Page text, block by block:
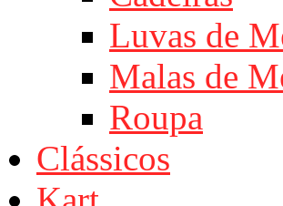
Luvas de
Malas de
Roupa
Clássicos